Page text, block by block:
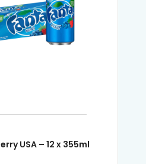
USA – 12 x 355ml